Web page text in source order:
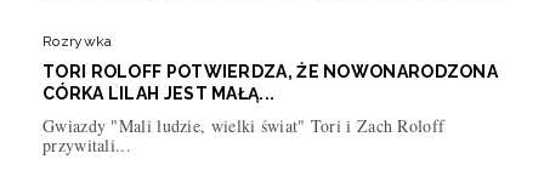
Rozrywka
TORI ROLOFF POTWIERDZA, ŻE NOWONARODZONA
CÓRKA LILAH JEST MAŁĄ...
Gwiazdy "Mali ludzie, wielki świat" Tori i Zach Roloff
przywitali...